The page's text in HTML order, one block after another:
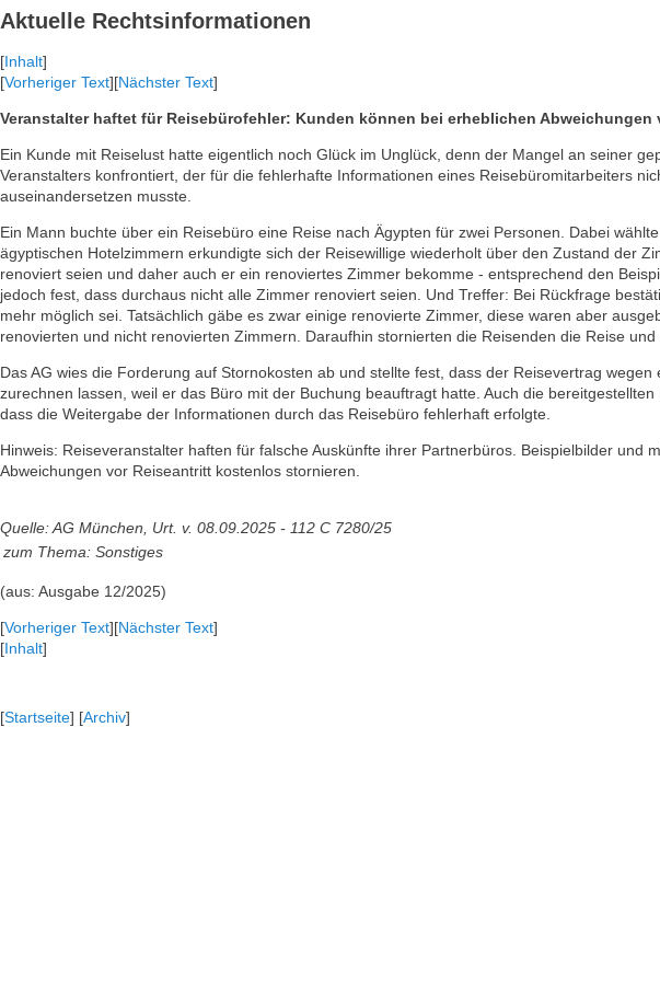
Aktuelle Rechtsinformationen
[Inhalt]
[Vorheriger Text][Nächster Text]
Veranstalter haftet für Reisebürofehler: Kunden können bei erheblichen
Ein Kunde mit Reiselust hatte eigentlich noch Glück im Unglück, denn der Mangel an seiner
Veranstalters konfrontiert, der für die fehlerhafte Informationen eines Reisebüromitarbeiters
auseinandersetzen musste.
Ein Mann buchte über ein Reisebüro eine Reise nach Ägypten für zwei Personen. Dabei
ägyptischen Hotelzimmern erkundigte sich der Reisewillige wiederholt über den Zustand der
renoviert seien und daher auch er ein renoviertes Zimmer bekomme - entsprechend den
jedoch fest, dass durchaus nicht alle Zimmer renoviert seien. Und Treffer: Bei Rückfrage
mehr möglich sei. Tatsächlich gäbe es zwar einige renovierte Zimmer, diese waren aber
renovierten und nicht renovierten Zimmern. Daraufhin stornierten die Reisenden die Reise
Das AG wies die Forderung auf Stornokosten ab und stellte fest, dass der Reisevertrag
zurechnen lassen, weil er das Büro mit der Buchung beauftragt hatte. Auch die
dass die Weitergabe der Informationen durch das Reisebüro fehlerhaft erfolgte.
Hinweis: Reiseveranstalter haften für falsche Auskünfte ihrer Partnerbüros. Beispielbilder
Abweichungen vor Reiseantritt kostenlos stornieren.
Quelle: AG München, Urt. v. 08.09.2025 - 112 C 7280/25
zum Thema: Sonstiges
(aus: Ausgabe 12/2025)
[Vorheriger Text][Nächster Text]
[Inhalt]
[Startseite] [Archiv]